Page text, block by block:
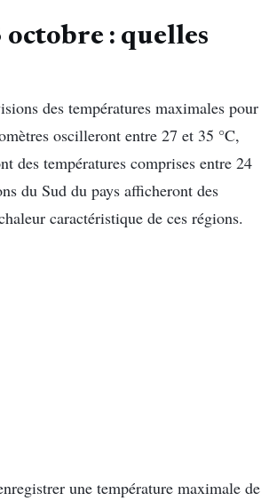
: quelles
des températures maximales pour
oscilleront entre 27 et 35 °C,
des températures comprises entre 24
du Sud du pays afficheront des
caractéristique de ces régions.
une température maximale de